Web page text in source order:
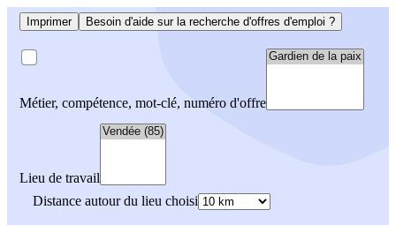
Imprimer Besoin d'aide sur la recherche d'offres d'emploi ?
Métier, compétence, mot-clé, numéro d'offre
Lieu de travail
Distance autour du lieu choisi